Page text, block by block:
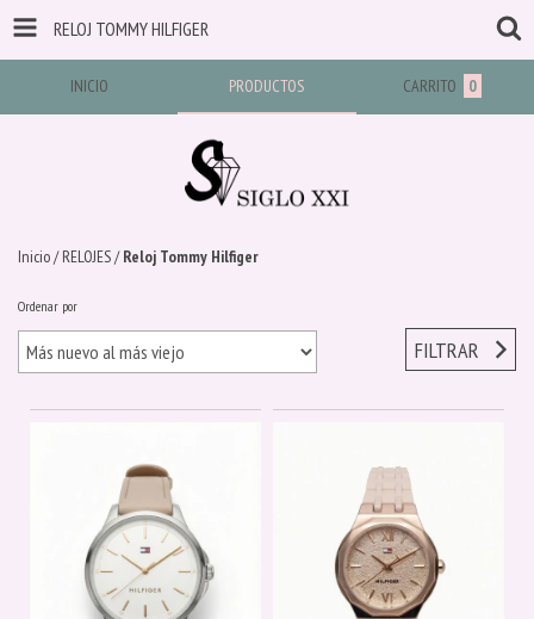
RELOJ TOMMY HILFIGER
INICIO PRODUCTOS CARRITO 0
Inicio/ RELOJES/ Reloj Tommy Hilfiger
Ordenar por
FILTRAR